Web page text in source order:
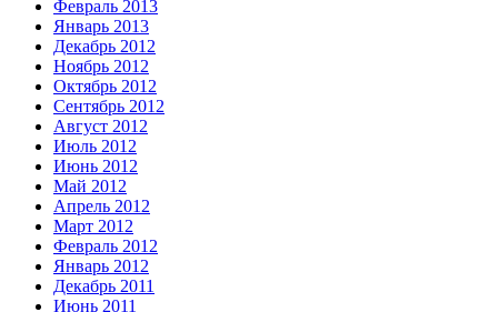
Февраль 2013
Январь 2013
Декабрь 2012
Ноябрь 2012
Октябрь 2012
Сентябрь 2012
Август 2012
Июль 2012
Июнь 2012
Май 2012
Апрель 2012
Март 2012
Февраль 2012
Январь 2012
Декабрь 2011
Июнь 2011